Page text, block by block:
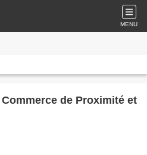
MENU
de Proximité et